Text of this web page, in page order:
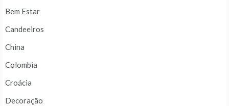
Bem Estar
Candeeiros
China
Colombia
Croácia
Decoração